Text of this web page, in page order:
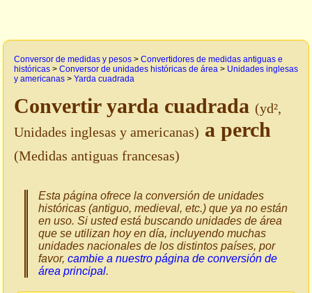
Conversor de medidas y pesos > Convertidores de medidas antiguas e
históricas > Conversor de unidades históricas de área > Unidades inglesas
y americanas > Yarda cuadrada
Convertir yarda cuadrada (yd²,
Unidades inglesas y americanas) a perch
(Medidas antiguas francesas)
Esta página ofrece la conversión de unidades
históricas (antiguo, medieval, etc.) que ya no están
en uso. Si usted está buscando unidades de área
que se utilizan hoy en día, incluyendo muchas
unidades nacionales de los distintos países, por
favor, cambie a nuestro página de conversión de
área principal.